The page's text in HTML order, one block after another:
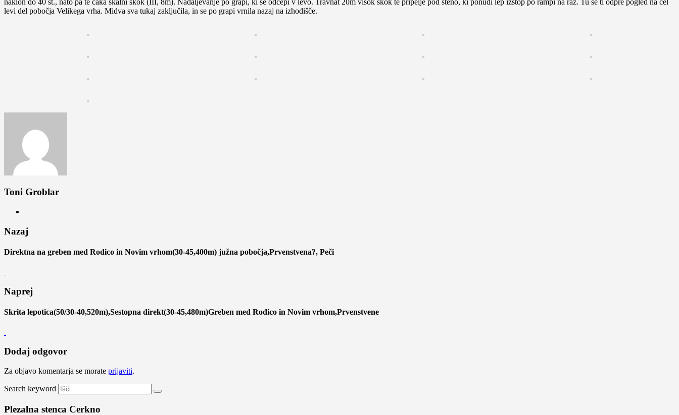
levi del pobočja Velikega vrha. Midva sva tukaj zaključila, in se po grapi vrnila nazaj na izhodišče.
Toni Groblar
Nazaj
Direktna na greben med Rodico in Novim vrhom(30-45,400m) južna pobočja,Prvenstvena?, Peči
Naprej
Skrita lepotica(50/30-40,520m),Sestopna direkt(30-45,480m)Greben med Rodico in Novim vrhom,Prvenstvene
Dodaj odgovor
Za objavo komentarja se morate prijaviti.
Search keyword
Plezalna stenca Cerkno